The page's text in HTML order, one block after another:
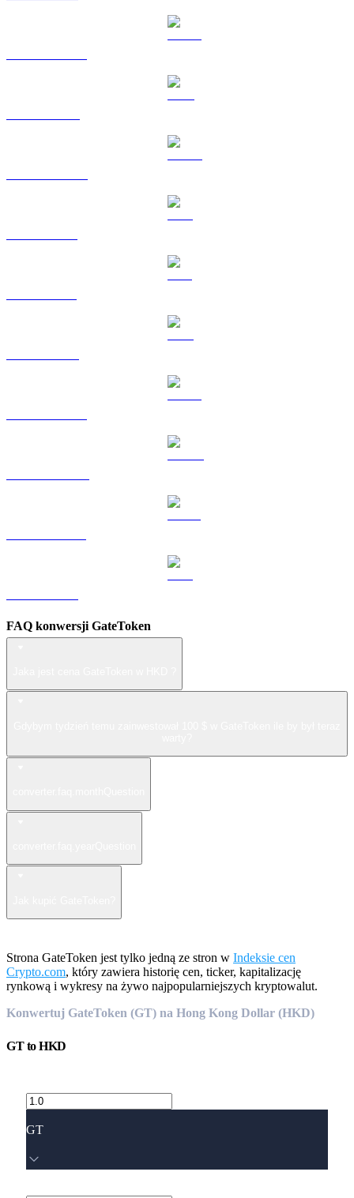
FAQ konwersji GateToken
Strona GateToken jest tylko jedną ze stron w Indeksie cen
Crypto.com, który zawiera historię cen, ticker, kapitalizację
rynkową i wykresy na żywo najpopularniejszych kryptowalut.
Konwertuj GateToken (GT) na Hong Kong Dollar (HKD)
GTtoHKD
GT